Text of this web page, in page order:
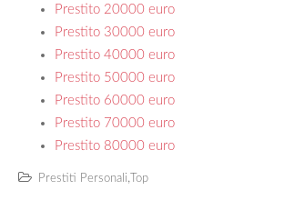
Prestito 20000 euro
Prestito 30000 euro
Prestito 40000 euro
Prestito 50000 euro
Prestito 60000 euro
Prestito 70000 euro
Prestito 80000 euro
Prestiti Personali, Top